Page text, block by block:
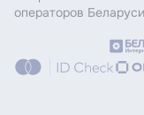
операторов